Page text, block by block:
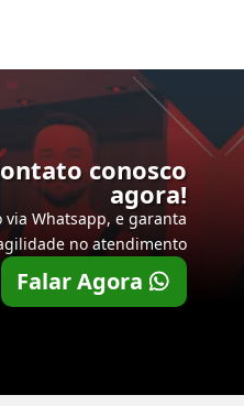
conosco
agora!
via Whatsapp, e garanta
no atendimento
Falar Agora